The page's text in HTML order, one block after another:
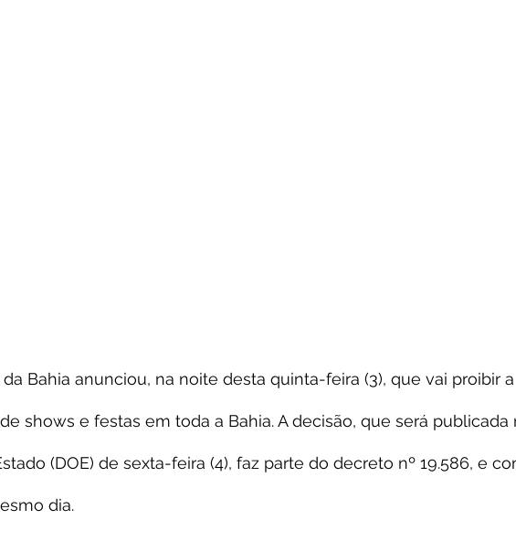
Bahia anunciou, na noite desta quinta-feira (3), que vai proibir a
shows e festas em toda a Bahia. A decisão, que será publicada
(DOE) de sexta-feira (4), faz parte do decreto nº 19.586, e
dia.